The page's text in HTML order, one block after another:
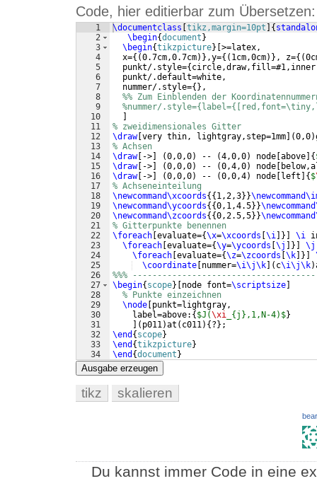
Code, hier editierbar zum Übersetzen:
1
2
3
4
5
6
7
8
9
10
11
12
13
14
15
16
17
18
19
20
21
22
23
24
25
26
27
28
29
30
31
32
33
34
\documentclass tikz,margin=10pt {
\begin{document }
\begin{tikzpicture} >=latex,
  x=
{(0.7cm,0.7cm)} ,y={( 1cm,0cm)} , z={(
  punkt/.style=
{ circle,draw,fill=#1,inner
  punkt/.default=white,
  nummer/.style=
{ } ,
%% Zum Einblenden der
%nummer/
% zweidimensionales Gitter
\draw[ very thin, lightgray,step=1mm (0,0)
% Achsen
\draw[ -> (0,0,0) -- (4,0,0) node above {
\draw[ -> (0,0,0) -- (0,4,0) node
\draw[ -> (0,0,0) -- (0,0,4) node left { $
% Achseneinteilung
\newcommand\xcoords{{ 1,2,3}}
\newcommand\ycoords{{0,1,4.5}}
\newcommand\zcoords{{0,2.5,5}}
% Gitterpunkte benennen
\foreach evaluate={\x=\xcoords \i ]}] \i
\foreach evaluate={\y=\ycoords \j ]}] \j
\foreach evaluate={\z=\zcoords \k ]}]
\coordinate nummer=\i\j\k ( c\i\j\k)
%%%
\begin{ scope} node font=\scriptsize
% Punkte einzeichnen
\node punkt=lightgray,
    label=above:
{ $J(\xi _{j},1,N-4)$}
( p011)at ( c011) { ? } ;
\end { scope}
\end {tikzpicture}
\end {document }
Ausgabe erzeugen
tikz skalieren
Du kannst immer Code in eine